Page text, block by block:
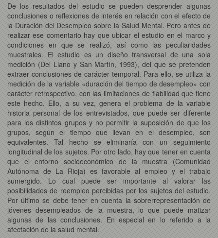
De los resultados del estudio se pueden desprender algunas
conclusiones o reflexiones de interés en relación con el efecto de
la Duración del Desempleo sobre la Salud Mental. Pero antes de
realizar ese comentario hay que ubicar el estudio en el marco y
condiciones en que se realizó, así como las peculiaridades
muestrales. El estudio es un diseño transversal de una sola
medición (Del Llano y San Martín, 1993), del que se pretenden
extraer conclusiones de carácter temporal. Para ello, se utiliza la
medición de la variable «duración del tiempo de desempleo» con
carácter retrospectivo, con las limitaciones de fiabilidad que tiene
este hecho. Ello, a su vez, genera el problema de la variable
historia personal de los entrevistados, que puede ser diferente
para los distintos grupos y no permitir la suposición de que los
grupos, según el tiempo que llevan en el desempleo, son
equivalentes. Tal hecho se eliminaría con un seguimiento
longitudinal de los sujetos. Por otro lado, hay que tener en cuenta
que el entorno socioeconómico de la muestra (Comunidad
Autónoma de La Rioja) es favorable al empleo y el trabajo
sumergido. Lo cual puede ser importante al valorar las
posibilidades de reempleo percibidas por los sujetos del estudio.
Por último se debe tener en cuenta la sobrerrepresentación de
jóvenes desempleados de la muestra, lo que puede matizar
algunas de las conclusiones. En especial en lo referido a la
afectación de la salud mental.